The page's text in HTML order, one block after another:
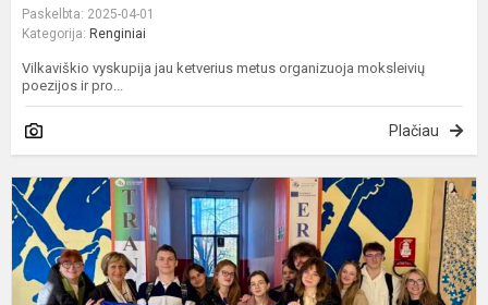
Paskelbta: 2025-04-01
Kategorija: Renginiai
Vilkaviškio vyskupija jau ketverius metus organizuoja moksleivių
poezijos ir pro...
Plačiau